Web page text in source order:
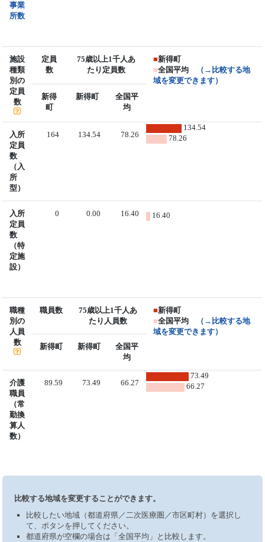
事業
所数
施設
種類
別の
定員
数
定員
数
75歳以上1千人あ
たり定員数
■新得町
■全国平均
（→比較する地
域を変更できます）
新得
町
新得町
全国平
均
入所
定員
数
（入
所
型）
164 134.54 78.26
134.54
78.26
入所
定員
数
（特
定施
設）
0 0.00 16.40 16.40
職種
別の
人員
数
職員数
75歳以上1千人あ
たり人員数
■新得町
■全国平均
（→比較する地
域を変更できます）
新得町
新得町
全国平
均
介護
職員
（常
勤換
算人
数）
89.59 73.49 66.27
73.49
66.27
比較する地域を変更することができます。
比較したい地域（都道府県／二次医療圏／市区町村）を選択し
て、ボタンを押してください。
都道府県が空欄の場合は「全国平均」と比較します。